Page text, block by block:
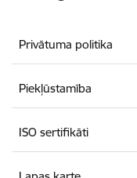
Privātuma politika
Piekļūstamība
ISO sertifikāti